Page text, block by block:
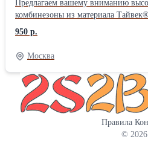
Предлагаем вашему вниманию
комбинезоны из материала
для защиты работников различных
сферы услуг. * Tyvek® 500 Эксперт: Универсальная защита от
твердых частиц, воды и пыли. * Tyvek® 600 Плюс: Повышенная
прочность и защита от жидкостей и
Tyvek® 200 Изи Сейф:
качества, надежная защита от мелких
изготовлены из прочного
комфорт и безопасность даже при
Подходит для строительной
промышленности, медицины и
950 р.
Москва
Правила
© 2026